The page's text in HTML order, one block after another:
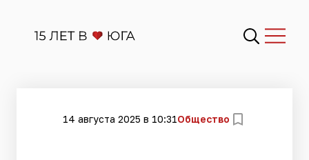
14 августа 2025 в 10:31Общество